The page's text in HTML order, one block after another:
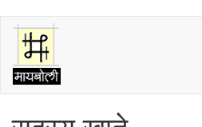
Skip
main
content